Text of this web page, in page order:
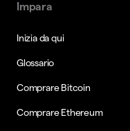
Impara
Inizia da qui
Glossario
Comprare Bitcoin
Comprare Ethereum